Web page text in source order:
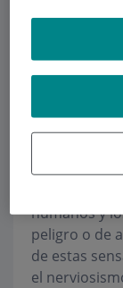
La ansiedad
humanos y
peligro o de
de estas
el